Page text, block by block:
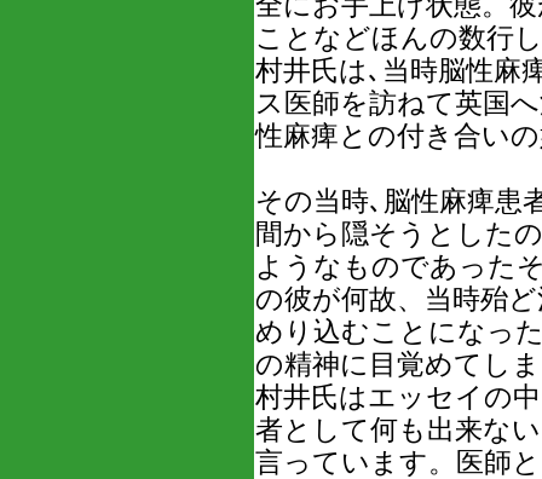
ことなどほんの数行
村井氏は､当時脳性麻
ス医師を訪ねて英国
性麻痺との付き合い
その当時､脳性麻痺患
間から隠そうとした
ようなものであった
の彼が何故、当時殆
めり込むことになっ
の精神に目覚めてし
村井氏はエッセイの
者として何も出来な
言っています。医師